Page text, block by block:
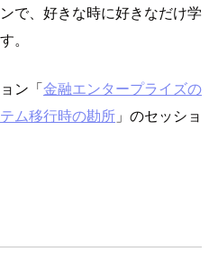
で、好きな時に好きなだけ学
。
ン「金融エンタープライズの
ム移行時の勘所 」のセッショ